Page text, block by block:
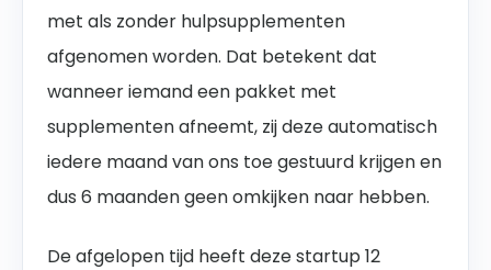
met als zonder hulpsupplementen
afgenomen worden. Dat betekent dat
wanneer iemand een pakket met
supplementen afneemt, zij deze automatisch
iedere maand van ons toe gestuurd krijgen en
dus 6 maanden geen omkijken naar hebben.
De afgelopen tijd heeft deze startup 12